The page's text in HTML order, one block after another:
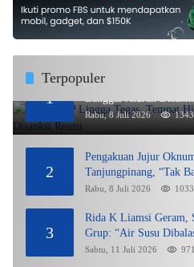
Terpopuler
1
DPMPTSP Lingga
Langgar Aturan
Rabu, 8 Juli 2026 1343
2
Pengakuan Jujur
Tanjungpinang, “Tak
Untung”
Rabu, 8 Juli 2026 1033
3
Rida K Liamsi Geram,
Grup: “Air Susu
Sabtu, 11 Juli 2026 971